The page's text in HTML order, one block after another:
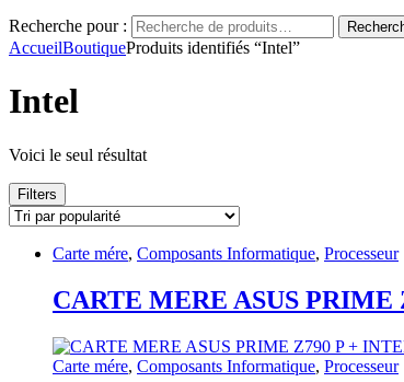
Recherche pour :
AccueilBoutiqueProduits identifiés “Intel”
Intel
Voici le seul résultat
Filters
Carte mére, Composants Informatique, Processeur
CARTE MERE ASUS PRIME
Carte mére, Composants Informatique, Processeur